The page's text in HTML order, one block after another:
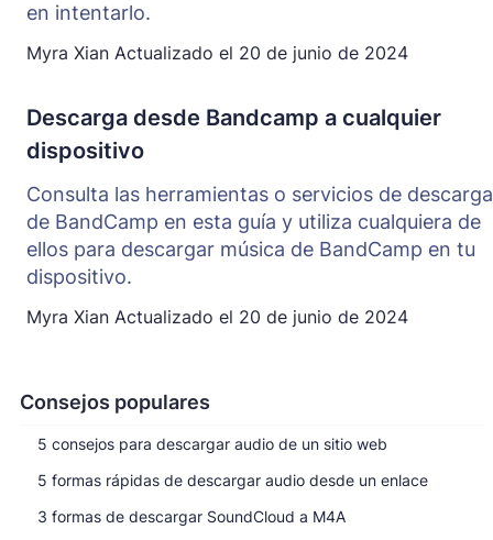
Consejos populares
5 consejos para descargar audio de un sitio web
5 formas rápidas de descargar audio desde un enlace
3 formas de descargar SoundCloud a M4A
en intentarlo.
Myra Xian Actualizado el 20 de junio de 2024
Descarga desde Bandcamp a cualquier
dispositivo
Consulta las herramientas o servicios de descarga
de BandCamp en esta guía y utiliza cualquiera de
ellos para descargar música de BandCamp en tu
dispositivo.
Myra Xian Actualizado el 20 de junio de 2024